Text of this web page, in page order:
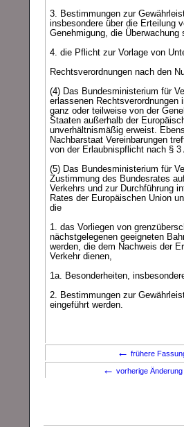
3. Bestimmungen zur
insbesondere über die Erteilung
Genehmigung, die Überwachung
4. die Pflicht zur Vorlage von
Rechtsverordnungen nach den
(4) Das Bundesministerium für
erlassenen Rechtsverordnungen
ganz oder teilweise von der
Staaten außerhalb der
unverhältnismäßig erweist.
Nachbarstaat Vereinbarungen
von der Erlaubnispflicht nach §
(5) Das Bundesministerium für
Zustimmung des Bundesrates
Verkehrs und zur Durchführung
Rates der Europäischen Union
die
1. das Vorliegen von
nächstgelegenen geeigneten
werden, die dem Nachweis der
Verkehr dienen,
1a. Besonderheiten,
2. Bestimmungen zur
eingeführt werden.
← frühere
← vorherige Änderung